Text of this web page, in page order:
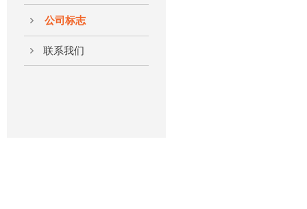
公司标志
联系我们